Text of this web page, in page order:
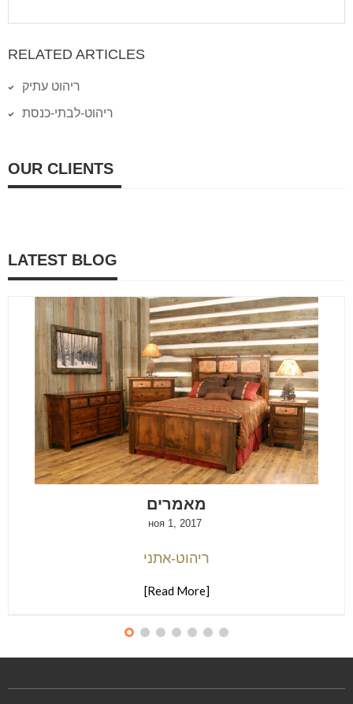
RELATED ARTICLES
ריהוט עתיק
ריהוט-לבתי-כנסת
OUR CLIENTS
LATEST BLOG
מאמרים
ноя 1, 2017
ריהוט-אתני
[Read More]